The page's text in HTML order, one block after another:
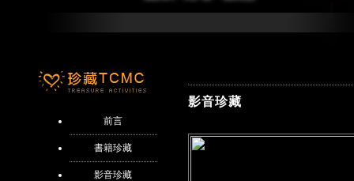
前言
書籍珍藏
影音珍藏
影音珍藏